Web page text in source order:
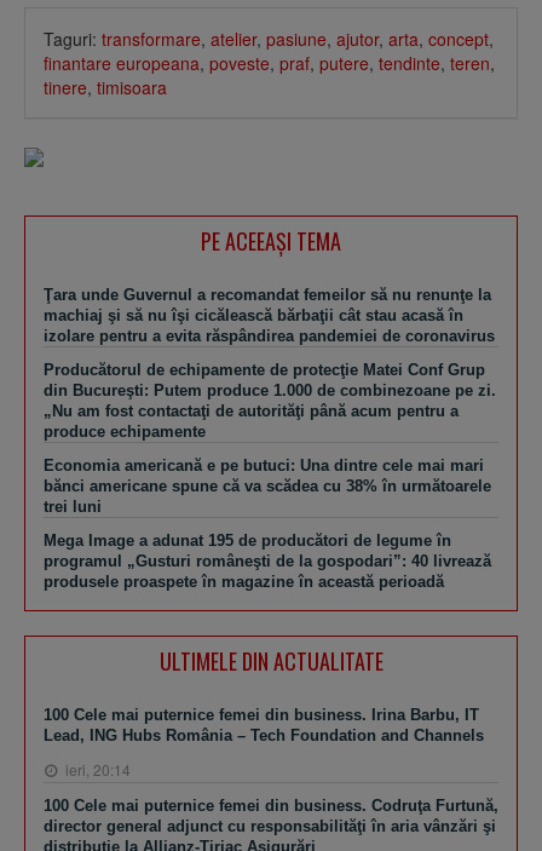
Taguri: transformare, atelier, pasiune, ajutor, arta, concept,
finantare europeana, poveste, praf, putere, tendinte, teren,
tinere, timisoara
PE ACEEAŞI TEMA
Ţara unde Guvernul a recomandat femeilor să nu renunţe la
machiaj şi să nu îşi cicălească bărbaţii cât stau acasă în
izolare pentru a evita răspândirea pandemiei de coronavirus
Producătorul de echipamente de protecţie Matei Conf Grup
din Bucureşti: Putem produce 1.000 de combinezoane pe zi.
„Nu am fost contactaţi de autorităţi până acum pentru a
produce echipamente
Economia americană e pe butuci: Una dintre cele mai mari
bănci americane spune că va scădea cu 38% în următoarele
trei luni
​Mega Image a adunat 195 de producători de legume în
programul „Gusturi româneşti de la gospodari”: 40 livrează
produsele proaspete în magazine în această perioadă
ULTIMELE DIN ACTUALITATE
100 Cele mai puternice femei din business. Irina Barbu, IT
Lead, ING Hubs România – Tech Foundation and Channels
ieri, 20:14
100 Cele mai puternice femei din business. Codruţa Furtună,
director general adjunct cu responsabilităţi în aria vânzări şi
distribuţie la Allianz-Ţiriac Asigurări